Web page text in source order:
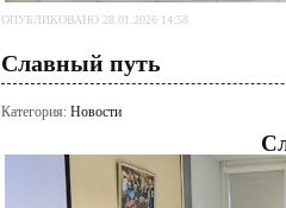
ОПУБЛИКОВАНО 28.01.2026 14:58
Славный путь
Категория: Новости